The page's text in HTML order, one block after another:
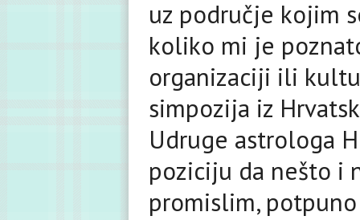
uz područje kojim
koliko mi je
organizaciji ili
simpozija iz
Udruge astrologa
poziciju da nešto i
promislim,